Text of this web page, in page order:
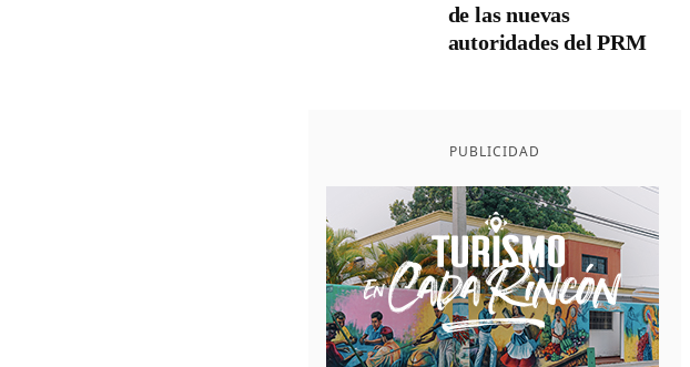
de las nuevas
autoridades del PRM
PUBLICIDAD